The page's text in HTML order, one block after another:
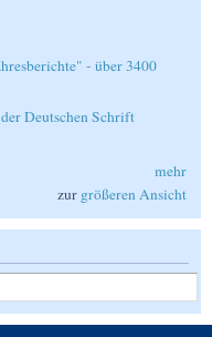
- über 3400
Deutschen Schrift
mehr
zur größeren Ansicht